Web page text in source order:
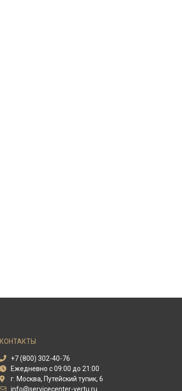
КОНТАКТЫ
+7 (800) 302-40-76
Ежедневно с 09:00 до 21:00
г. Москва, Путейский тупик, 6
info@servicecenter-vertu.ru